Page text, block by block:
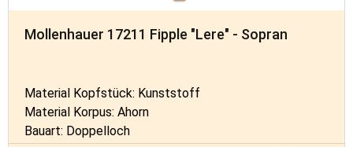
Mollenhauer 17211 Fipple "Lere" - Sopran
Material Kopfstück: Kunststoff
Material Korpus: Ahorn
Bauart: Doppelloch